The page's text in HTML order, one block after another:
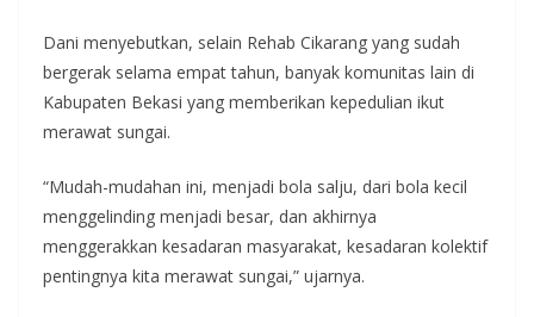
Dani menyebutkan, selain Rehab Cikarang yang sudah
bergerak selama empat tahun, banyak komunitas lain di
Kabupaten Bekasi yang memberikan kepedulian ikut
merawat sungai.
“Mudah-mudahan ini, menjadi bola salju, dari bola kecil
menggelinding menjadi besar, dan akhirnya
menggerakkan kesadaran masyarakat, kesadaran kolektif
pentingnya kita merawat sungai,” ujarnya.